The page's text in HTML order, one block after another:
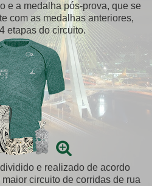
e a medalha pós-prova, que se
com as medalhas anteriores,
etapas do circuito.
e realizado de acordo
circuito de corridas de rua